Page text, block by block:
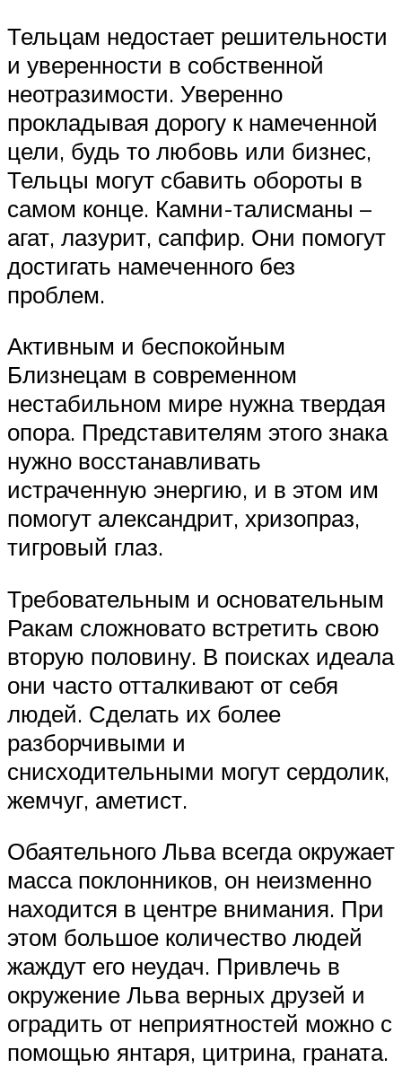
Тельцам недостает решительности
и уверенности в собственной
неотразимости. Уверенно
прокладывая дорогу к намеченной
цели, будь то любовь или бизнес,
Тельцы могут сбавить обороты в
самом конце. Камни-талисманы –
агат, лазурит, сапфир. Они помогут
достигать намеченного без
проблем.
Активным и беспокойным
Близнецам в современном
нестабильном мире нужна твердая
опора. Представителям этого знака
нужно восстанавливать
истраченную энергию, и в этом им
помогут александрит, хризопраз,
тигровый глаз.
Требовательным и основательным
Ракам сложновато встретить свою
вторую половину. В поисках идеала
они часто отталкивают от себя
людей. Сделать их более
разборчивыми и
снисходительными могут сердолик,
жемчуг, аметист.
Обаятельного Льва всегда окружает
масса поклонников, он неизменно
находится в центре внимания. При
этом большое количество людей
жаждут его неудач. Привлечь в
окружение Льва верных друзей и
оградить от неприятностей можно с
помощью янтаря, цитрина, граната.